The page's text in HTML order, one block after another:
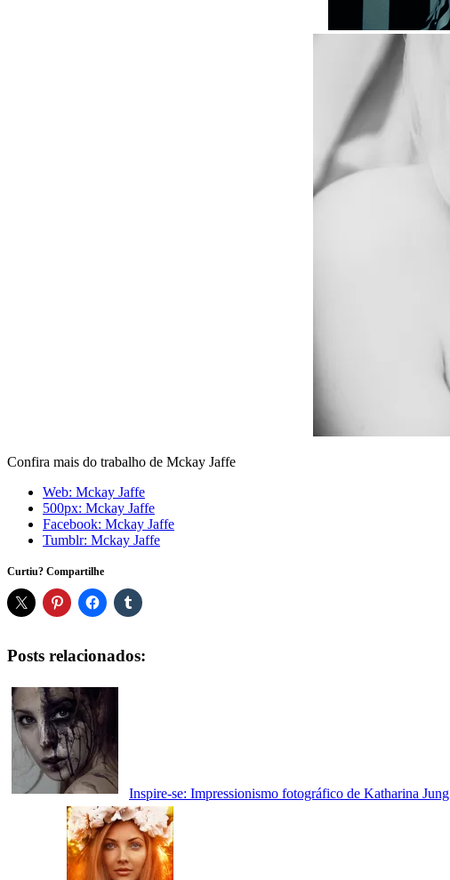
Confira mais do trabalho de Mckay Jaffe
Web: Mckay Jaffe
500px: Mckay Jaffe
Facebook: Mckay Jaffe
Tumblr: Mckay Jaffe
Curtiu? Compartilhe
Posts relacionados:
Inspire-se: Impressionismo fotográfico de Katharina Jung